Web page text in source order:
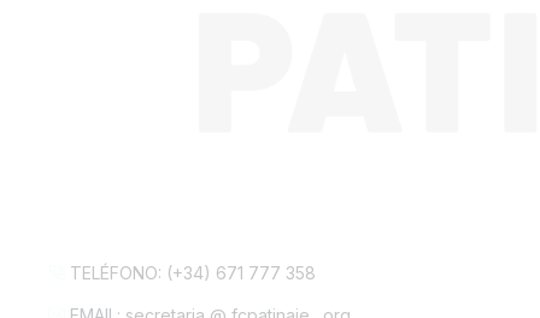
TELÉFONO: (+34) 671 777 358